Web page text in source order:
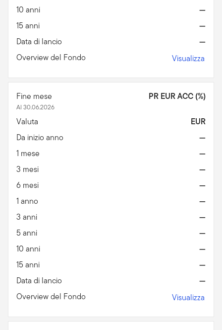
10 anni
—
15 anni
—
Data di lancio
—
Overview del Fondo
Visualizza
Fine mese
Al 30.06.2026
PR EUR ACC (%)
Valuta
EUR
Da inizio anno
—
1 mese
—
3 mesi
—
6 mesi
—
1 anno
—
3 anni
—
5 anni
—
10 anni
—
15 anni
—
Data di lancio
—
Overview del Fondo
Visualizza